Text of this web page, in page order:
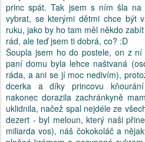
princ spát. Tak jsem s ním šla
vybrat, se kterými dětmi chce být
ruku, jako by ho tam měl někdo
rád, ale teď jsem ti dobrá, co? :D
Šoupla jsem ho do postele, on z
paní domu byla lehce naštvaná
ráda, a ani se jí moc nedivím),
dcerka a díky princovu
nakonec dorazila zachránkyně
uklidnila, načež spal nejdéle ze
dezert - byl meloun, který naši
miliarda vos), náš čokokoláč a